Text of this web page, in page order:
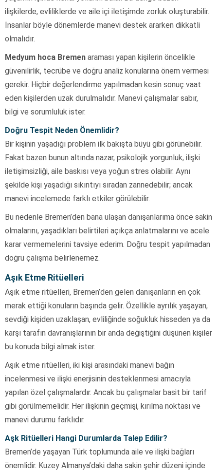
ilişkilerde, evliliklerde ve aile içi iletişimde zorluk oluşturabilir.
İnsanlar böyle dönemlerde manevi destek ararken dikkatli
olmalıdır.
Medyum hoca Bremen araması yapan kişilerin öncelikle
güvenilirlik, tecrübe ve doğru analiz konularına önem vermesi
gerekir. Hiçbir değerlendirme yapılmadan kesin sonuç vaat
eden kişilerden uzak durulmalıdır. Manevi çalışmalar sabır,
bilgi ve sorumluluk ister.
Doğru Tespit Neden Önemlidir?
Bir kişinin yaşadığı problem ilk bakışta büyü gibi görünebilir.
Fakat bazen bunun altında nazar, psikolojik yorgunluk, ilişki
iletişimsizliği, aile baskısı veya yoğun stres olabilir. Aynı
şekilde kişi yaşadığı sıkıntıyı sıradan zannedebilir; ancak
manevi incelemede farklı etkiler görülebilir.
Bu nedenle Bremen’den bana ulaşan danışanlarıma önce sakin
olmalarını, yaşadıkları belirtileri açıkça anlatmalarını ve acele
karar vermemelerini tavsiye ederim. Doğru tespit yapılmadan
doğru çalışma belirlenemez.
Aşık Etme Ritüelleri
Aşık etme ritüelleri, Bremen’den gelen danışanların en çok
merak ettiği konuların başında gelir. Özellikle ayrılık yaşayan,
sevdiği kişiden uzaklaşan, evliliğinde soğukluk hisseden ya da
karşı tarafın davranışlarının bir anda değiştiğini düşünen kişiler
bu konuda bilgi almak ister.
Aşık etme ritüelleri, iki kişi arasındaki manevi bağın
incelenmesi ve ilişki enerjisinin desteklenmesi amacıyla
yapılan özel çalışmalardır. Ancak bu çalışmalar basit bir tarif
gibi görülmemelidir. Her ilişkinin geçmişi, kırılma noktası ve
manevi durumu farklıdır.
Aşk Ritüelleri Hangi Durumlarda Talep Edilir?
Bremen’de yaşayan Türk toplumunda aile ve ilişki bağları
önemlidir. Kuzey Almanya’daki daha sakin şehir düzeni içinde